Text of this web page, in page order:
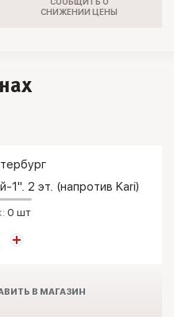
СНИЖЕНИИ ЦЕНЫ
1". 2 эт. (напротив Kari)
0 шт
В МАГАЗИН